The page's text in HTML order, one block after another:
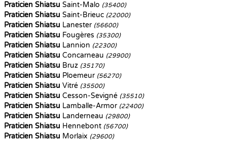
Praticien Shiatsu Saint-Malo (35400)
Praticien Shiatsu Saint-Brieuc (22000)
Praticien Shiatsu Lanester (56600)
Praticien Shiatsu Fougères (35300)
Praticien Shiatsu Lannion (22300)
Praticien Shiatsu Concarneau (29900)
Praticien Shiatsu Bruz (35170)
Praticien Shiatsu Ploemeur (56270)
Praticien Shiatsu Vitré (35500)
Praticien Shiatsu Cesson-Sevigné (35510)
Praticien Shiatsu Lamballe-Armor (22400)
Praticien Shiatsu Landerneau (29800)
Praticien Shiatsu Hennebont (56700)
Praticien Shiatsu Morlaix (29600)